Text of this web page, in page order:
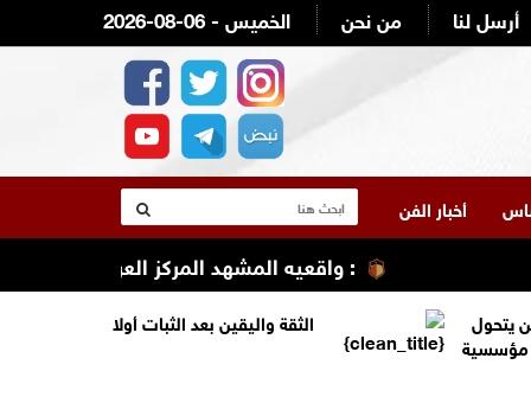
2026-08-06 - الخميس من نحن أرسل لنا
أخبار الفن
: واقعيه المشهد المركز العربي الطبي/
يتحول
مؤسسية
الثقة واليقين بعد الثبات أولا